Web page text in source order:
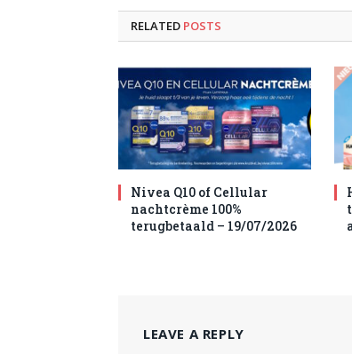
RELATED POSTS
Nivea Q10 of Cellular
nachtcrème 100%
terugbetaald – 19/07/2026
LEAVE A REPLY